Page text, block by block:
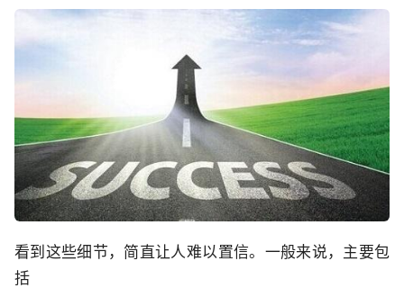
看到这些细节，简直让人难以置信。一般来说，主要包
括